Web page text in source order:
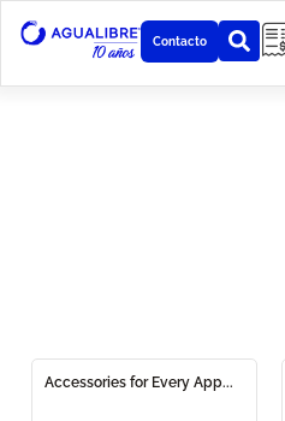
Contacto
Accessories for Every App...